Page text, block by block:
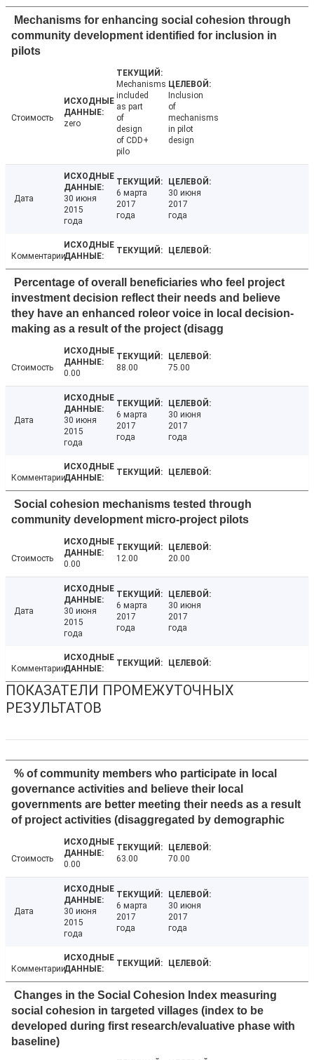
Mechanisms for enhancing social cohesion through
community development identified for inclusion in
pilots
Стоимость
zero
Mechanisms
included
as part
of
design
of CDD+
pilo
Inclusion
of
mechanisms
in pilot
design
Дата
30 июня
2015
года
6 марта
2017
года
30 июня
2017
года
Комментарии
Percentage of overall beneficiaries who feel project
investment decision reflect their needs and believe
they have an enhanced roleor voice in local decision-
making as a result of the project (disagg
Стоимость
0.00
88.00 75.00
Дата
30 июня
2015
года
6 марта
2017
года
30 июня
2017
года
Комментарии
Social cohesion mechanisms tested through
community development micro-project pilots
Стоимость
0.00
12.00 20.00
Дата
30 июня
2015
года
6 марта
2017
года
30 июня
2017
года
Комментарии
ПОКАЗАТЕЛИ ПРОМЕЖУТОЧНЫХ
РЕЗУЛЬТАТОВ
% of community members who participate in local
governance activities and believe their local
governments are better meeting their needs as a result
of project activities (disaggregated by demographic
Стоимость
0.00
63.00 70.00
Дата
30 июня
2015
года
6 марта
2017
года
30 июня
2017
года
Комментарии
Changes in the Social Cohesion Index measuring
social cohesion in targeted villages (index to be
developed during first research/evaluative phase with
baseline)